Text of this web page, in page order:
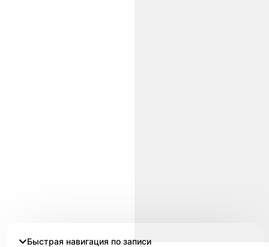
Быстрая навигация по записи